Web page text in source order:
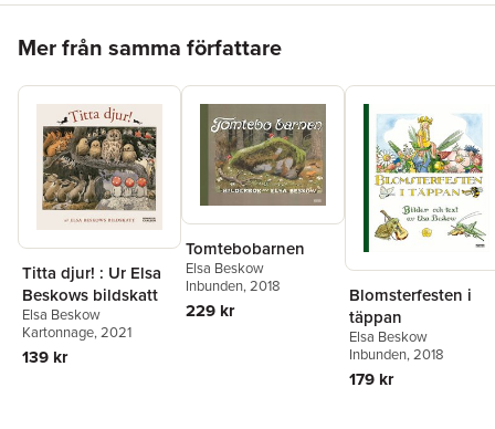
Mer från samma författare
Titta djur! : Ur Elsa
Beskows bildskatt
Elsa Beskow
Kartonnage, 2021
139 kr
Tomtebobarnen
Elsa Beskow
Inbunden, 2018
229 kr
Blomsterfesten i
täppan
Elsa Beskow
Inbunden, 2018
179 kr